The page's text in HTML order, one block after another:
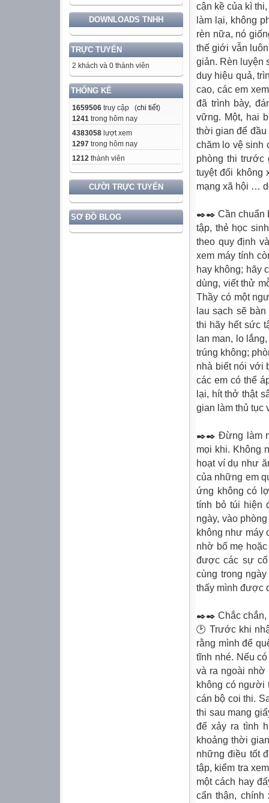
DOWNLOADS TNHH
TRỰC TUYẾN
2 khách và 0 thành viên
THỐNG KÊ
1659506 truy cập (chi tiết)
1241 trong hôm nay
4383058 lượt xem
1297 trong hôm nay
1212 thành viên
CƯỜI TRỰC TUYẾN
SƠ ĐỒ BLOG
cận kề của kì
làm lại, không
rèn nữa, nó
thế giới vẫn
giản. Rèn luyện
duy hiệu quả,
cao, các em
đã trình bày,
vững. Một, hai
thời gian để
chăm lo vệ sinh
phòng thi trước
tuyệt đối không
mạng xã hội …
✒️✒️ Cần chuẩn
tập, thẻ học
theo quy định
xem máy tính
hay không; hãy
dùng, viết thử
Thầy có một
lau sạch sẽ
thi hãy hết sức
lan man, lo
trúng không;
nhà biết nói với
các em có thể
lại, hít thở thật
gian làm thủ tục
✒️✒️ Đừng làm
mọi khi. Không
hoạt ví dụ như
của những em
ứng không có
tính bỏ túi hiện
ngày, vào
không như máy
nhờ bố mẹ
được các sự
cùng trong
thấy mình được
✒️✒️ Chắc chắn,
🕑 Trước khi
rằng mình để
tĩnh nhé. Nếu
và ra ngoài nhờ
không có người
cán bộ coi thi.
thi sau mang
để xảy ra tình
khoảng thời
những điều tốt
tập, kiểm tra
một cách hay
cẩn thận, chính